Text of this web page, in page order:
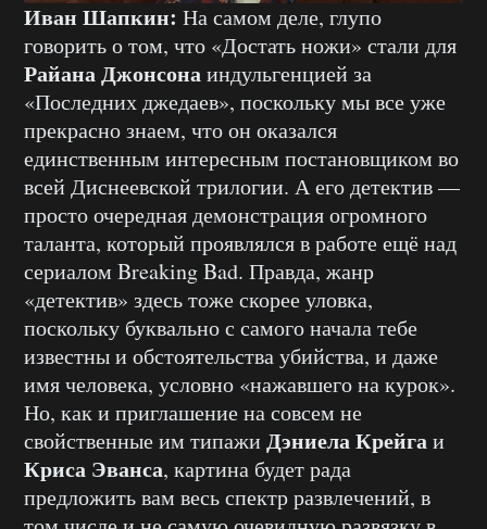
Иван Шапкин: На самом деле, глупо
говорить о том, что «Достать ножи» стали для
Райана Джонсонаиндульгенцией за
«Последних джедаев», поскольку мы все уже
прекрасно знаем, что он оказался
единственным интересным постановщиком во
всей Диснеевской трилогии. А его детектив —
просто очередная демонстрация огромного
таланта, который проявлялся в работе ещё над
сериалом Breaking Bad. Правда, жанр
«детектив» здесь тоже скорее уловка,
поскольку буквально с самого начала тебе
известны и обстоятельства убийства, и даже
имя человека, условно «нажавшего на курок».
Но, как и приглашение на совсем не
свойственные им типажи Дэниела Крейгаи
Криса Эванса, картина будет рада
предложить вам весь спектр развлечений, в